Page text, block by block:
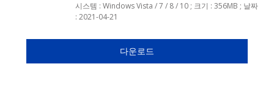
시스템 : Windows Vista / 7 / 8 / 10 ; 크기 : 356MB ; 날짜
: 2021-04-21
다운로드